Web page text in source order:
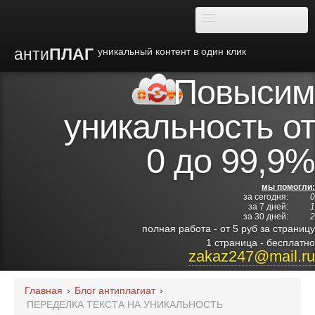
антиПЛАГ уникальный контент в один клик
Преимущества
Институты
Партнерам
Повысим
уникальность от
0 до 99,9%
мы помогли:
за сегодня:
0
за 7 дней:
1
за 30 дней:
2
полная работа - от 5 руб за страницу
1 страница - бесплатно
zakaz247@mail.ru
Главная › Блог антиплагиат ›
ПЕРЕДЕЛКА ТЕКСТА НА УНИКАЛЬНОСТЬ